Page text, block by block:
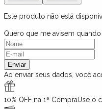
Este produto não está
Quero que me avisem
Enviar
Ao enviar seus dados, você
10% OFF na 1ª CompraUse o